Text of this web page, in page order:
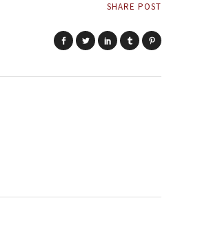
SHARE POST